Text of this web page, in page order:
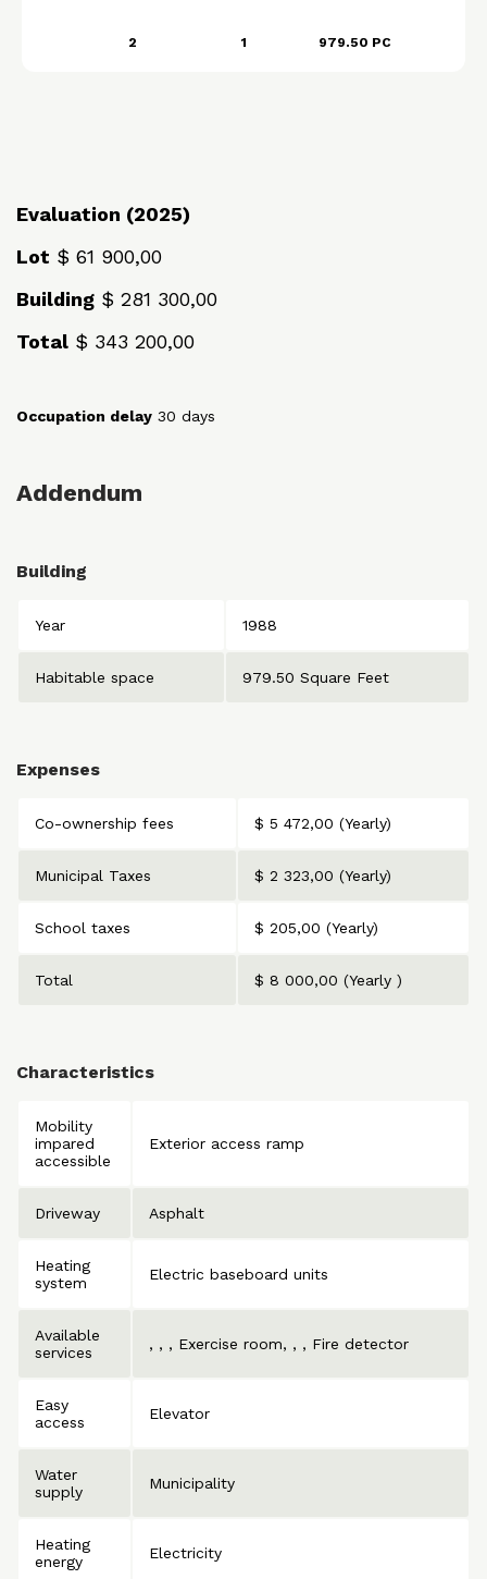
2 1 979.50 PC
Evaluation (2025)
Lot $ 61 900,00
Building $ 281 300,00
Total $ 343 200,00
Occupation delay 30 days
Addendum
Building
Year 1988
Habitable space 979.50 Square Feet
Expenses
Co-ownership fees $ 5 472,00 (Yearly)
Municipal Taxes $ 2 323,00 (Yearly)
School taxes $ 205,00 (Yearly)
Total $ 8 000,00 (Yearly )
Characteristics
Mobility
impared
accessible
Exterior access ramp
Driveway Asphalt
Heating
system
Electric baseboard units
Available
services
Exercise room Fire detector
Easy
access
Elevator
Water
supply
Municipality
Heating
energy
Electricity